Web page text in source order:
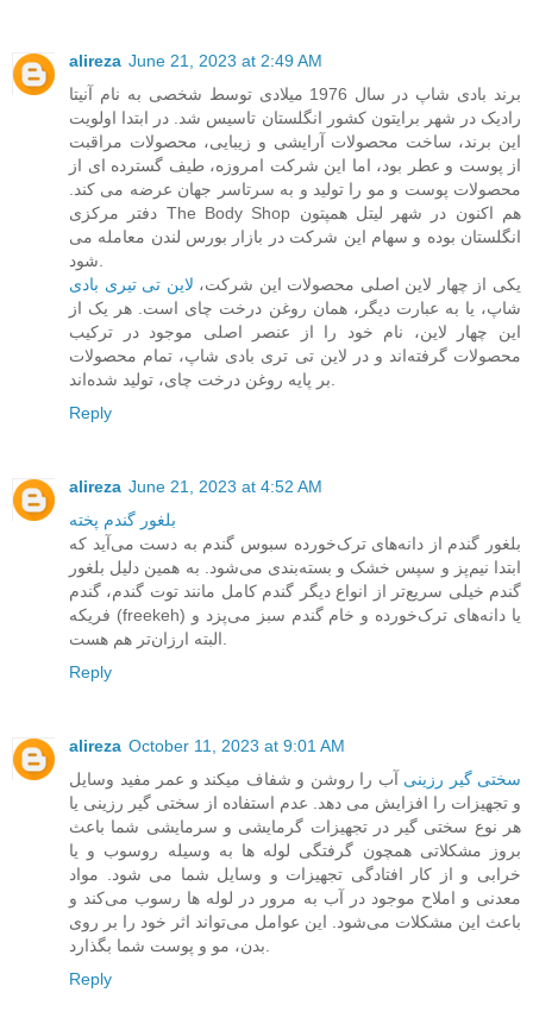
alireza June 21, 2023 at 2:49 AM
برند بادی شاپ در سال 1976 میلادی توسط شخصی به نام آنیتا
رادیک در شهر برایتون کشور انگلستان تاسیس شد. در ابتدا اولویت
این برند، ساخت محصولات آرایشی و زیبایی، محصولات مراقبت
از پوست و عطر بود، اما این شرکت امروزه، طیف گسترده ای از
محصولات پوست و مو را تولید و به سرتاسر جهان عرضه می کند.
دفتر مرکزی The Body Shop هم اکنون در شهر لیتل همپتون
انگلستان بوده و سهام این شرکت در بازار بورس لندن معامله می‌
شود.
یکی از چهار لاین اصلی محصولات این شرکت، لاین تی تیری بادی
شاپ، یا به عبارت دیگر، همان روغن درخت چای است. هر یک از
این چهار لاین، نام خود را از عنصر اصلی موجود در ترکیب
محصولات گرفته‌اند و در لاین تی تری بادی شاپ، تمام محصولات
بر پایه روغن درخت چای، تولید شده‌اند.
Reply
alireza June 21, 2023 at 4:52 AM
بلغور گندم پخته
بلغور گندم از دانه‌های ترک‌خورده سبوس گندم به‌ دست می‌آید که
ابتدا نیم‌پز و سپس خشک و بسته‌بندی می‌شود. به همین دلیل بلغور
گندم خیلی سریع‌تر از انواع دیگر گندم کامل مانند توت گندم، گندم
فریکه (freekeh) یا دانه‌های ترک‌خورده و خام گندم سبز می‌پزد و
البته ارزان‌تر هم هست.
Reply
alireza October 11, 2023 at 9:01 AM
سختی گیر رزینی آب را روشن و شفاف میکند و عمر مفید وسایل
و تجهیزات را افزایش می دهد. عدم استفاده از سختی گیر رزینی یا
هر نوع سختی گیر در تجهیزات گرمایشی و سرمایشی شما باعث
بروز مشکلاتی همچون گرفتگی لوله ها به وسیله روسوب و یا
خرابی و از کار افتادگی تجهیزات و وسایل شما می شود. مواد
معدنی و املاح موجود در آب به مرور در لوله ها رسوب می‌کند و
باعث این مشکلات می‌شود. این عوامل می‌تواند اثر خود را بر روی
بدن، مو و پوست شما بگذارد.
Reply